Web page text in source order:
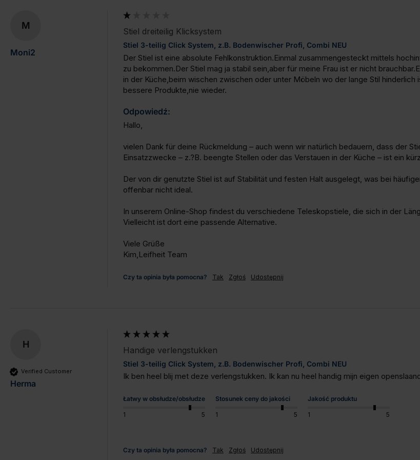
M
Moni2
Stiel dreiteilig Klicksystem
Stiel 3-teilig Click System, z.B. Bodenwischer Profi, Combi NEU
Der Stiel ist eine absolute Fehlkonstruktion.Einmal zusammengesteckt mittels
zu bekommen.Der Stiel mag ja stabil sein,aber für meine Frau ist er nicht
in der Küche,beim wischen zwischen oder unter Möbeln wo der lange Stil
bessere Produkte,nie wieder.
Odpowiedź:
Hallo,
vielen Dank für deine Rückmeldung – auch wenn wir natürlich bedauern, dass der
Einsatzzwecke – z.?B. beengte Stellen oder das Verstauen in der Küche – ist ein
Der von dir genutzte Stiel ist auf Stabilität und festen Halt ausgelegt, was bei
offenbar nicht ideal.
In unserem Online-Shop findest du verschiedene Teleskopstiele, die sich in der
Vielleicht ist dort eine passende Alternative.
Viele Grüße
Kim,Leifheit Team
Czy ta opinia była pomocna? Tak Zgłoś Udostępnij
H
Verified Customer
Herma
Handige verlengstukken
Stiel 3-teilig Click System, z.B. Bodenwischer Profi, Combi NEU
Ik ben heel blij met deze verlengstukken. Ik kan nu heel handig mijn eigen
Łatwy w obsłudze/obsłudze
1 5
Stosunek ceny do jakości
1 5
Jakość produktu
1 5
Czy ta opinia była pomocna? Tak Zgłoś Udostępnij